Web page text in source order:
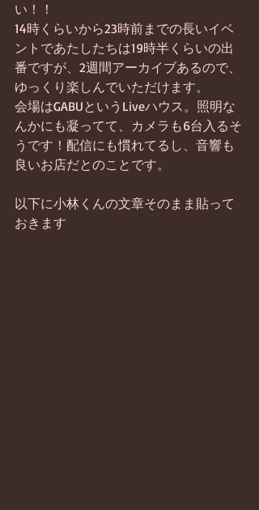
い！！
14時くらいから23時前までの長いイベ
ントであたしたちは19時半くらいの出
番ですが、2週間アーカイブあるので、
ゆっくり楽しんでいただけます。
会場はGABUというLiveハウス。照明な
んかにも凝ってて、カメラも6台入るそ
うです！配信にも慣れてるし、音響も
良いお店だとのことです。
以下に小林くんの文章そのまま貼って
おきます